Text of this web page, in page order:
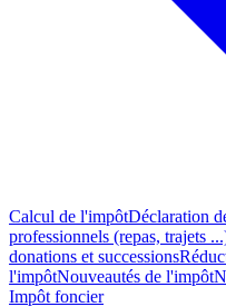
Calcul de l'impôtDéclaration
professionnels (repas, trajets
donations et successions
l'impôtNouveautés de l'impôt
Impôt foncier